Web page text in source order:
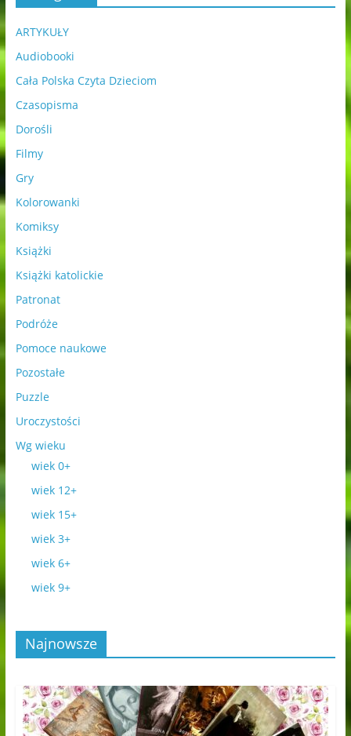
ARTYKUŁY
Audiobooki
Cała Polska Czyta Dzieciom
Czasopisma
Dorośli
Filmy
Gry
Kolorowanki
Komiksy
Książki
Książki katolickie
Patronat
Podróże
Pomoce naukowe
Pozostałe
Puzzle
Uroczystości
Wg wieku
wiek 0+
wiek 12+
wiek 15+
wiek 3+
wiek 6+
wiek 9+
Najnowsze